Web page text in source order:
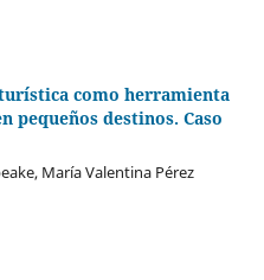
como herramienta
pequeños destinos. Caso
María Valentina Pérez